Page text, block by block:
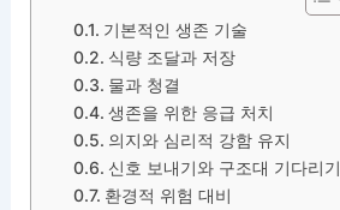
기본적인 생존 기술
식량 조달과 저장
물과 청결
생존을 위한 응급 처치
의지와 심리적 강함 유지
신호 보내기와 구조대 기다리기
환경적 위험 대비